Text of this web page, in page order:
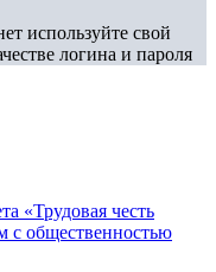
используйте свой
логина и пароля
«Трудовая честь
с общественностью